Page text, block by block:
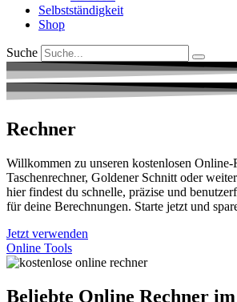
Selbstständigkeit
Shop
Suche
Rechner
Willkommen zu unseren kostenlosen
Taschenrechner, Goldener Schnitt oder
hier findest du schnelle, präzise und
für deine Berechnungen. Starte jetzt und
Jetzt verwenden
Online Tools
Beliebte Online Rechner